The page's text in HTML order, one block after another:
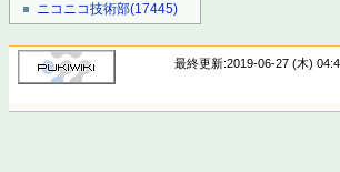
ニコニコ技術部(17445)
最終更新:2019-06-27 (木)